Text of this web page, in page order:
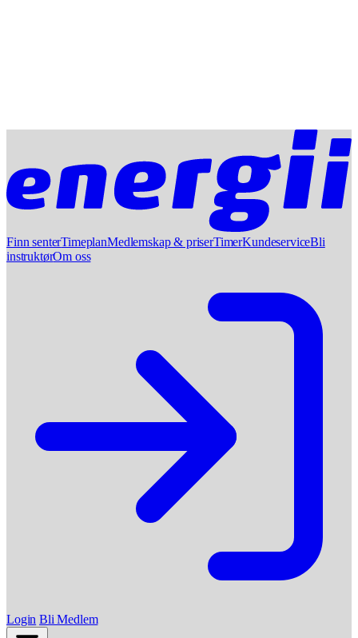
Finn senterTimeplanMedlemskap & priserTimerKundeserviceBli
instruktørOm oss
Login Bli Medlem